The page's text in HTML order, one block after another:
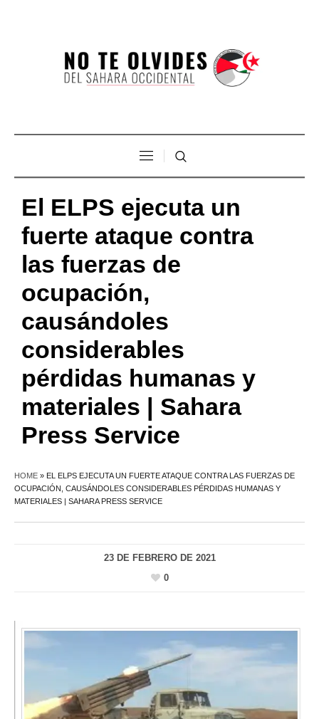
El ELPS ejecuta un
fuerte ataque contra
las fuerzas de
ocupación,
causándoles
considerables
pérdidas humanas y
materiales | Sahara
Press Service
HOME » EL ELPS EJECUTA UN FUERTE ATAQUE CONTRA LAS FUERZAS DE
OCUPACIÓN, CAUSÁNDOLES CONSIDERABLES PÉRDIDAS HUMANAS Y
MATERIALES | SAHARA PRESS SERVICE
23 DE FEBRERO DE 2021
0